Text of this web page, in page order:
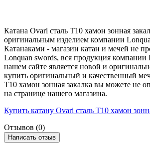
Катана Ovari сталь T10 хамон зонная
оригинальным изделием компании
Катанаками - магазин катан и мечей не
Lonquan swords, вся продукция компании
нашем сайте является новой и
купить оригинальный и качественный
T10 хамон зонная закалка вы можете не
на странице нашего магазина.
Купить катану Ovari сталь T10 хамон
Отзывов (0)
Написать отзыв